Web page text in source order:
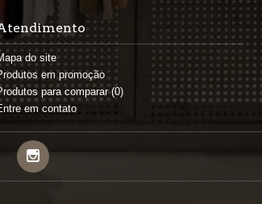
do site
em promoção
para comparar (0)
em contato